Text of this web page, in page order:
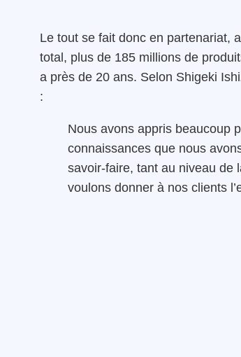
Le tout se fait donc en partenariat,
total, plus de 185 millions de
a près de 20 ans. Selon Shigeki
:
Nous avons appris beaucoup
connaissances que nous
savoir-faire, tant au niveau de
voulons donner à nos clients